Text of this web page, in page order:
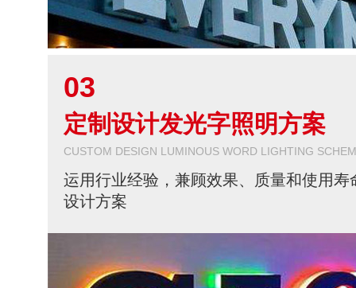
03
定制设计发光字照明方案
CUSTOM DESIGN LUMINOUS WORD LIGHTING
运用行业经验，兼顾效果、质量和使用寿
设计方案